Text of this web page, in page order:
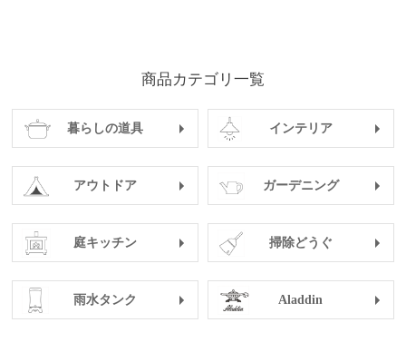
商品カテゴリ一覧
暮らしの道具 インテリア
アウトドア ガーデニング
庭キッチン 掃除どうぐ
雨水タンク Aladdin